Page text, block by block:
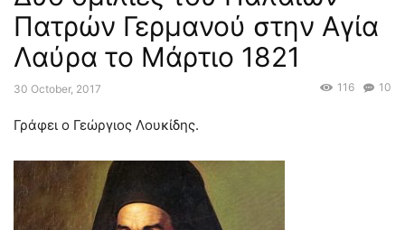
Πατρών Γερμανού στην Αγία
Λαύρα το Μάρτιο 1821
30 October, 2017 10
116
Γράφει ο Γεώργιος Λουκίδης.